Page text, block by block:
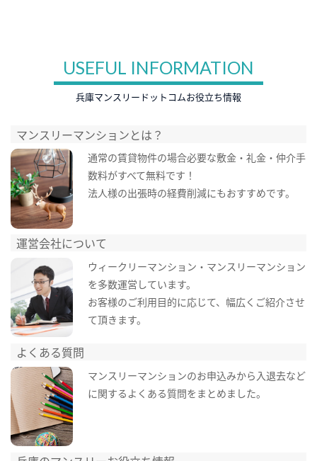
USEFUL INFORMATION
兵庫マンスリードットコムお役立ち情報
マンスリーマンションとは？
通常の賃貸物件の場合必要な敷金・礼金・仲介手
数料がすべて無料です！
法人様の出張時の経費削減にもおすすめです。
運営会社について
ウィークリーマンション・マンスリーマンション
を多数運営しています。
お客様のご利用目的に応じて、幅広くご紹介させ
て頂きます。
よくある質問
マンスリーマンションのお申込みから入退去など
に関するよくある質問をまとめました。